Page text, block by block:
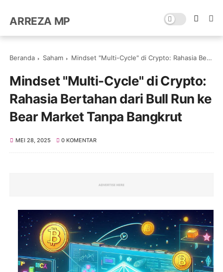
ARREZA MP
Beranda Saham Mindset "Multi-Cycle" di Crypto: Rahasia Bertahan dari Bull Run ke Bear Market Tanpa Bangkrut
Mindset "Multi-Cycle" di Crypto:
Rahasia Bertahan dari Bull Run ke
Bear Market Tanpa Bangkrut
MEI 28, 2025 0 KOMENTAR